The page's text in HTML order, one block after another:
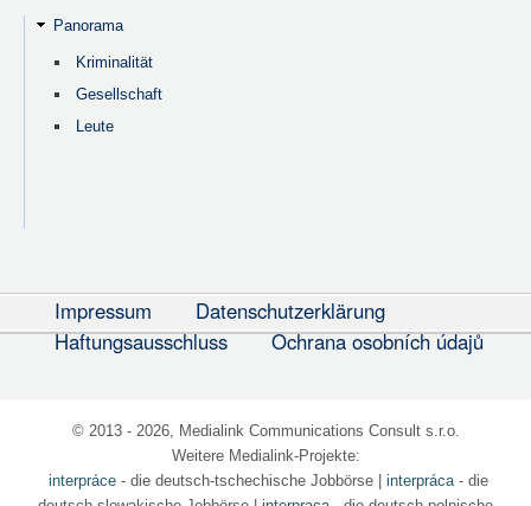
Panorama
Kriminalität
Gesellschaft
Leute
Impressum
Datenschutzerklärung
Haftungsausschluss
Ochrana osobních údajů
© 2013 - 2026, Medialink Communications Consult s.r.o.
Weitere Medialink-Projekte:
interpráce- die deutsch-tschechische Jobbörse| interpráca- die